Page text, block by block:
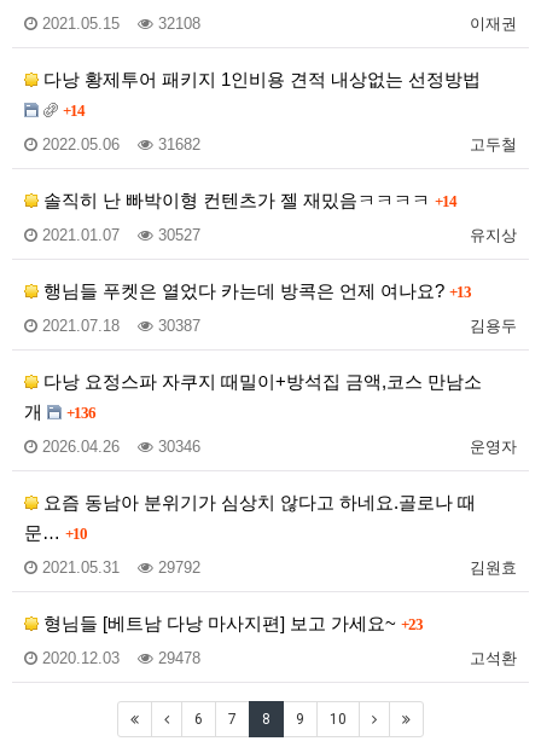
이재권
2021.05.15 32108
다낭 황제투어 패키지 1인비용 견적 내상없는 선정방법
+14
고두철
2022.05.06 31682
솔직히 난 빠박이형 컨텐츠가 젤 재밌음ㅋㅋㅋㅋ +14
유지상
2021.01.07 30527
행님들 푸켓은 열었다 카는데 방콕은 언제 여나요? +13
김용두
2021.07.18 30387
다낭 요정스파 자쿠지 때밀이+방석집 금액,코스 만남소
개
+136
운영자
2026.04.26 30346
요즘 동남아 분위기가 심상치 않다고 하네요.골로나 때
문… +10
김원효
2021.05.31 29792
형님들 [베트남 다낭 마사지편] 보고 가세요~ +23
고석환
2020.12.03 29478
6 7 8 9 10